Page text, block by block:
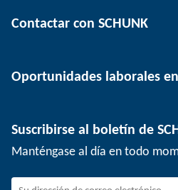
Tecnología de automatización
Tecnología de sujeción de piezas
Contactar con SCHUNK
Ubicaciones
Eventos
SCHUNK - Sistema de canal de
Oportunidades laborales en
Trabajar en SCHUNK
Jóvenes profesionales
Suscribirse al boletín de
Manténgase al día en todo